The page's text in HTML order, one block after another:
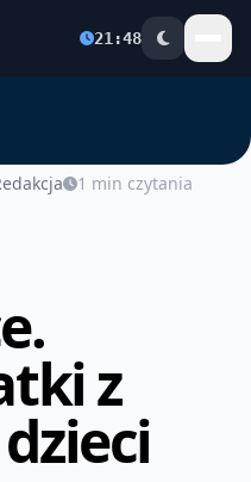
21:48
1 min czytania
z